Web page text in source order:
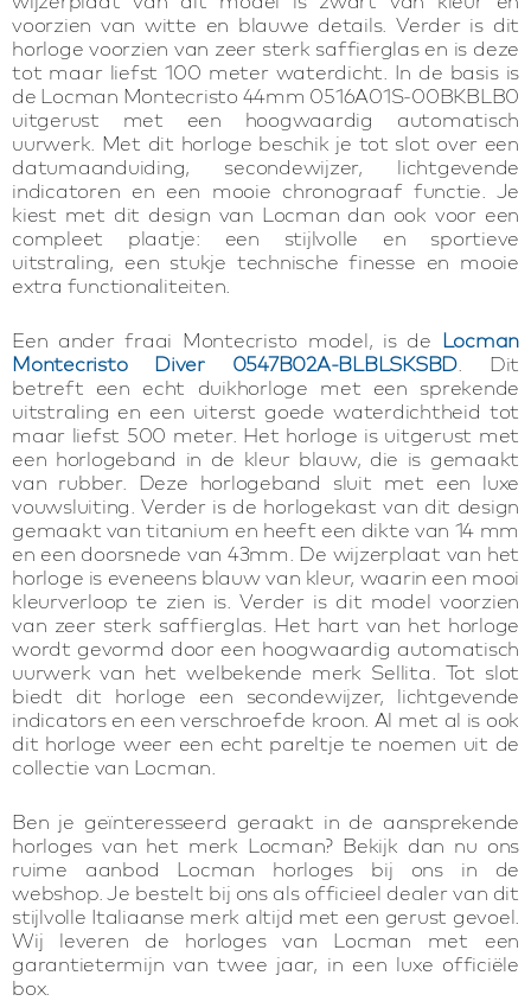
voorzien van witte en blauwe details. Verder is dit
horloge voorzien van zeer sterk saffierglas en is deze
tot maar liefst 100 meter waterdicht. In de basis is
de Locman Montecristo 44mm 0516A01S-00BKBLB0
uitgerust met een hoogwaardig automatisch
uurwerk. Met dit horloge beschik je tot slot over een
datumaanduiding, secondewijzer, lichtgevende
indicatoren en een mooie chronograaf functie. Je
kiest met dit design van Locman dan ook voor een
compleet plaatje: een stijlvolle en sportieve
uitstraling, een stukje technische finesse en mooie
extra functionaliteiten.
Een ander fraai Montecristo model, is de Locman
Montecristo Diver 0547B02A-BLBLSKSBD . Dit
betreft een echt duikhorloge met een sprekende
uitstraling en een uiterst goede waterdichtheid tot
maar liefst 500 meter. Het horloge is uitgerust met
een horlogeband in de kleur blauw, die is gemaakt
van rubber. Deze horlogeband sluit met een luxe
vouwsluiting. Verder is de horlogekast van dit design
gemaakt van titanium en heeft een dikte van 14 mm
en een doorsnede van 43mm. De wijzerplaat van het
horloge is eveneens blauw van kleur, waarin een mooi
kleurverloop te zien is. Verder is dit model voorzien
van zeer sterk saffierglas. Het hart van het horloge
wordt gevormd door een hoogwaardig automatisch
uurwerk van het welbekende merk Sellita. Tot slot
biedt dit horloge een secondewijzer, lichtgevende
indicators en een verschroefde kroon. Al met al is ook
dit horloge weer een echt pareltje te noemen uit de
collectie van Locman.
Ben je geïnteresseerd geraakt in de aansprekende
horloges van het merk Locman? Bekijk dan nu ons
ruime aanbod Locman horloges bij ons in de
webshop. Je bestelt bij ons als officieel dealer van dit
stijlvolle Italiaanse merk altijd met een gerust gevoel.
Wij leveren de horloges van Locman met een
garantietermijn van twee jaar, in een luxe officiële
box.